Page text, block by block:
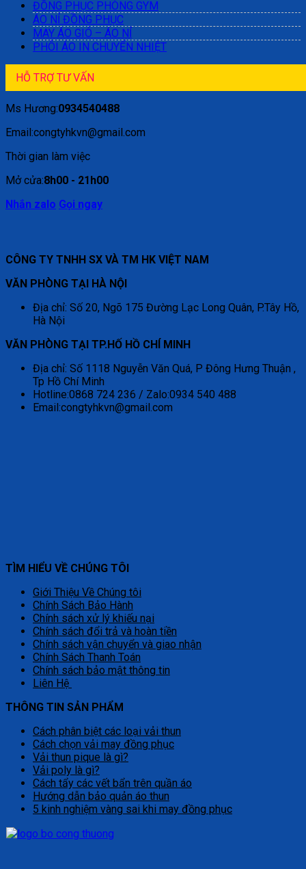
ĐỒNG PHỤC PHÒNG GYM
ÁO NỈ ĐỒNG PHỤC
MAY ÁO GIÓ – ÁO NỈ
PHÔI ÁO IN CHUYỂN NHIỆT
HỖ TRỢ TƯ VẤN
Ms Hương:0934540488
Email:congtyhkvn@gmail.com
Thời gian làm việc
Mở cửa:8h00 - 21h00
Nhắn zalo Gọi ngay
CÔNG TY TNHH SX VÀ TM HK VIỆT NAM
VĂN PHÒNG TẠI HÀ NỘI
Địa chỉ: Số 20, Ngõ 175 Đường Lạc Long Quân, P.Tây Hồ,
Hà Nội
VĂN PHÒNG TẠI TP.HỐ HỒ CHÍ MINH
Địa chỉ: Số 1118 Nguyễn Văn Quá, P Đông Hưng Thuận ,
Tp Hồ Chí Minh
Hotline:0868 724 236 / Zalo:0934 540 488
Email:congtyhkvn@gmail.com
TÌM HIỂU VỀ CHÚNG TÔI
Giới Thiệu Về Chúng tôi
Chính Sách Bảo Hành
Chính sách xử lý khiếu nại
Chính sách đổi trả và hoàn tiền
Chính sách vận chuyển và giao nhận
Chính Sách Thanh Toán
Chính sách bảo mật thông tin
Liên Hệ
THÔNG TIN SẢN PHẨM
Cách phân biệt các loại vải thun
Cách chọn vải may đồng phục
Vải thun pique là gì?
Vải poly là gì?
Cách tẩy các vết bẩn trên quần áo
Hướng dẫn bảo quản áo thun
5 kinh nghiệm vàng sai khi may đồng phục